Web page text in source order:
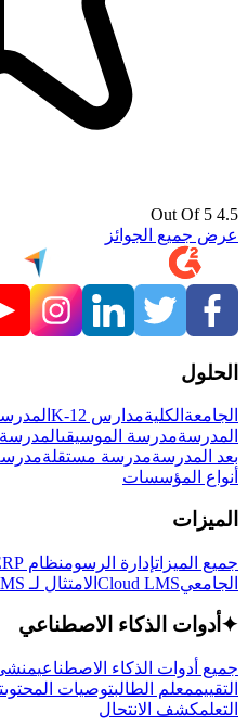
4.5 Out Of 5
عرض جميع الجوائز
الحلول
الجامعة الكليةمدارس K-12
المدرسةمدرسة الموسيقى
بعد المدرسةمدرسة مستقلة
أنواع المؤسسات
الميزات
جميع الميزاتإدارة الرسومنظام ERP التعليمي
الجامعيCloud LMS الامتثال لـ FERPA
✦ أدوات الذكاء الاصطناعي
جميع أدوات الذكاء الاصطناعيمنشئ
التقييممعلم الطالبتوصيات المحتوى
التعلمكشف الانتحال